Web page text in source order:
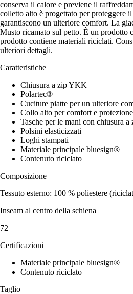
conserva il calore e previene il
colletto alto è progettato per proteggere
garantiscono un ulteriore comfort. La
Musto ricamato sul petto. È un prodotto
prodotto contiene materiali riciclati.
ulteriori dettagli.
Caratteristiche
Chiusura a zip YKK
Polartec®
Cuciture piatte per un ulteriore
Collo alto per comfort e protezione
Tasche per le mani con chiusura a
Polsini elasticizzati
Loghi stampati
Materiale principale bluesign®
Contenuto riciclato
Composizione
Tessuto esterno: 100 % poliestere
Inseam al centro della schiena
72
Certificazioni
Materiale principale bluesign®
Contenuto riciclato
Taglio